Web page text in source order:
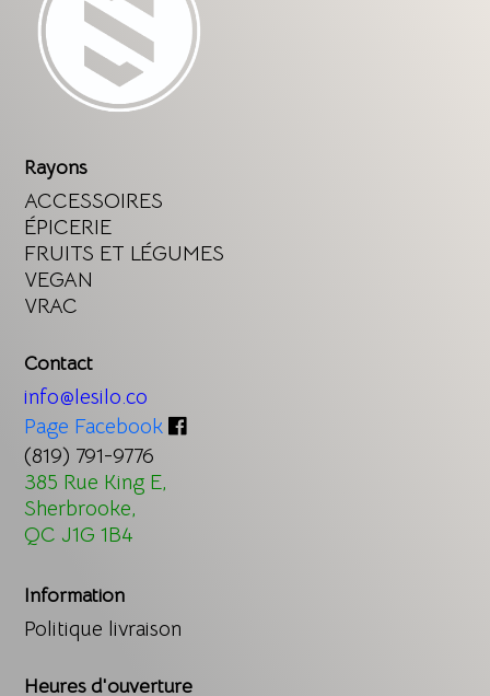
Rayons
ACCESSOIRES
ÉPICERIE
FRUITS ET LÉGUMES
VEGAN
VRAC
Contact
info@lesilo.co
Page Facebook
(819) 791-9776
385 Rue King E,
Sherbrooke,
QC J1G 1B4
Information
Politique livraison
Heures d'ouverture